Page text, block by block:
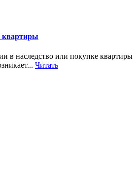
квартиры
в наследство или покупке квартиры
Читать